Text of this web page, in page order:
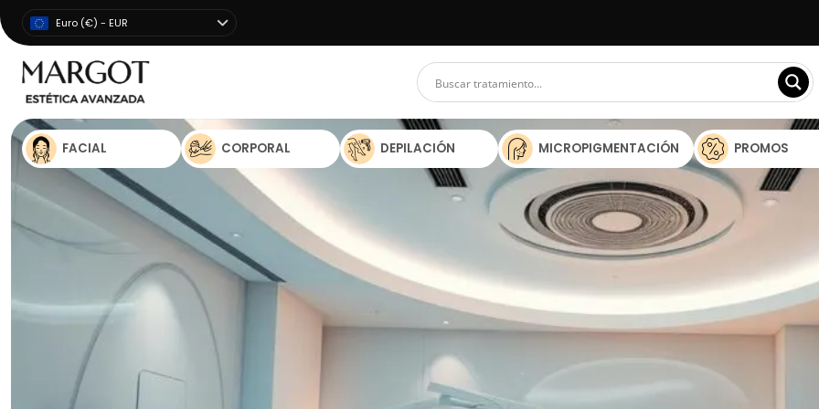
Euro (€) - EUR
FACIAL CORPORAL DEPILACIÓN MICROPIGMENTACIÓN PROMOS